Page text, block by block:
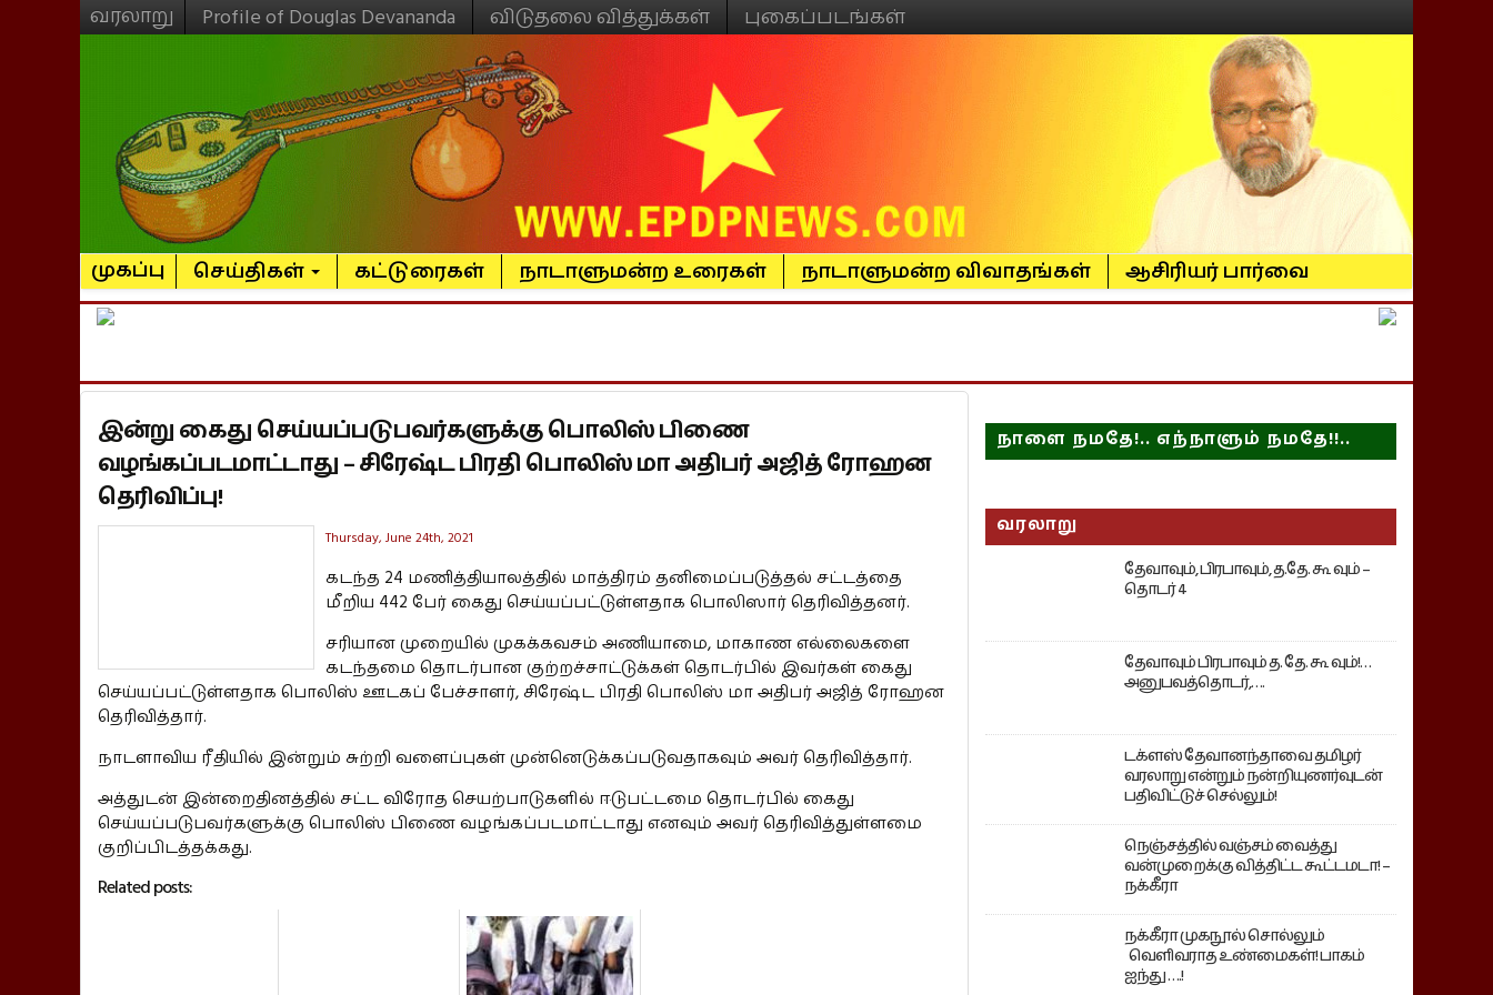
வரலாறு Profile of Douglas Devananda விடுதலை வித்துக்கள் புகைப்படங்கள்
முகப்பு செய்திகள் கட்டுரைகள் நாடாளுமன்ற உரைகள் நாடாளுமன்ற விவாதங்கள் ஆசிரியர் பார்வை
இன்று கைது செய்யப்படுபவர்களுக்கு பொலிஸ் பிணை
வழங்கப்படமாட்டாது – சிரேஷ்ட பிரதி பொலிஸ் மா அதிபர் அஜித் ரோஹன
தெரிவிப்பு!
Thursday, June 24th, 2021
கடந்த 24 மணித்தியாலத்தில் மாத்திரம் தனிமைப்படுத்தல் சட்டத்தை
மீறிய 442 பேர் கைது செய்யப்பட்டுள்ளதாக பொலிஸார் தெரிவித்தனர்.
சரியான முறையில் முகக்கவசம் அணியாமை, மாகாண எல்லைகளை
கடந்தமை தொடர்பான குற்றச்சாட்டுக்கள் தொடர்பில் இவர்கள் கைது
செய்யப்பட்டுள்ளதாக பொலிஸ் ஊடகப் பேச்சாளர், சிரேஷ்ட பிரதி பொலிஸ் மா அதிபர் அஜித் ரோஹன
தெரிவித்தார்.
நாடளாவிய ரீதியில் இன்றும் சுற்றி வளைப்புகள் முன்னெடுக்கப்படுவதாகவும் அவர் தெரிவித்தார்.
அத்துடன் இன்றைதினத்தில் சட்ட விரோத செயற்பாடுகளில் ஈடுபட்டமை தொடர்பில் கைது
செய்யப்படுபவர்களுக்கு பொலிஸ் பிணை வழங்கப்படமாட்டாது எனவும் அவர் தெரிவித்துள்ளமை
குறிப்பிடத்தக்கது.
Related posts:
நாளை நமதே!.. எந்நாளும் நமதே!!..
வரலாறு
தேவாவும், பிரபாவும், த.தே. கூ வும் –
தொடர் 4
தேவாவும் பிரபாவும் த. தே. கூ வும்!…
அனுபவத்தொடர்,….
டக்ளஸ் தேவானந்தாவை தமிழர்
வரலாறு என்றும் நன்றியுணர்வுடன்
பதிவிட்டுச் செல்லும்!
நெஞ்சத்தில் வஞ்சம் வைத்து
வன்முறைக்கு வித்திட்ட கூட்டமடா! –
நக்கீரா
நக்கீரா முகநூல் சொல்லும்
வெளிவராத உண்மைகள்! பாகம்
ஐந்து ….!